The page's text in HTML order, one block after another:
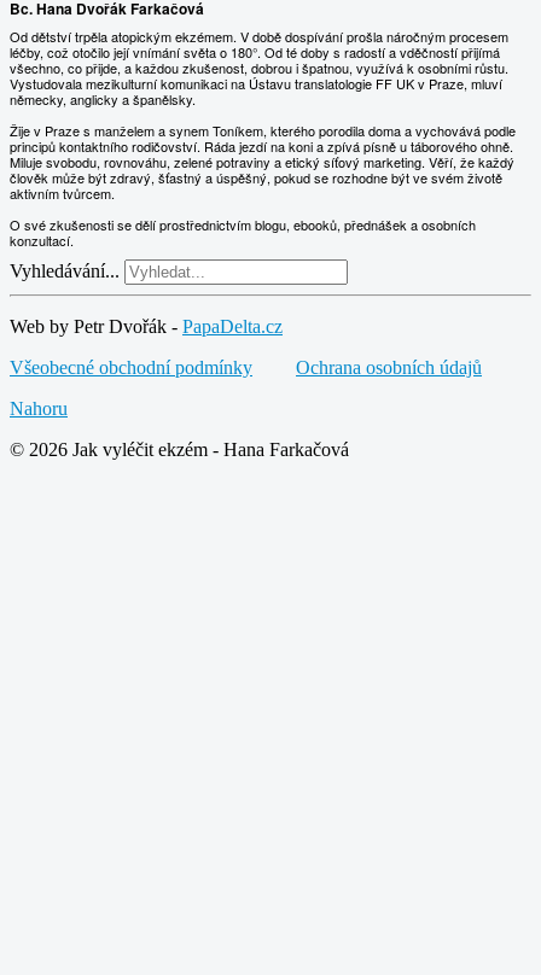
Bc. Hana Dvořák Farkačová
Od dětství trpěla atopickým ekzémem. V době dospívání prošla náročným procesem
léčby, což otočilo její vnímání světa o 180°. Od té doby s radostí a vděčností přijímá
všechno, co přijde, a každou zkušenost, dobrou i špatnou, využívá k osobními růstu.
Vystudovala mezikulturní komunikaci na Ústavu translatologie FF UK v Praze, mluví
německy, anglicky a španělsky.
Žije v Praze s manželem a synem Toníkem, kterého porodila doma a vychovává podle
principů kontaktního rodičovství. Ráda jezdí na koni a zpívá písně u táborového ohně.
Miluje svobodu, rovnováhu, zelené potraviny a etický síťový marketing. Věří, že každý
člověk může být zdravý, šťastný a úspěšný, pokud se rozhodne být ve svém životě
aktivním tvůrcem.
O své zkušenosti se dělí prostřednictvím blogu, ebooků, přednášek a osobních
konzultací.
Vyhledávání...
Web by Petr Dvořák - PapaDelta.cz
Všeobecné obchodní podmínky
Ochrana osobních údajů
Nahoru
© 2026 Jak vyléčit ekzém - Hana Farkačová